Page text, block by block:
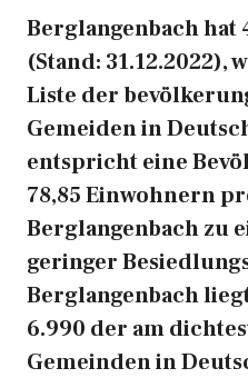
Berglangenbach hat
(Stand: 31.12.2022),
Liste der
Gemeiden in
entspricht eine
78,85 Einwohnern
Berglangenbach zu
geringer
Berglangenbach
6.990 der am
Gemeinden in